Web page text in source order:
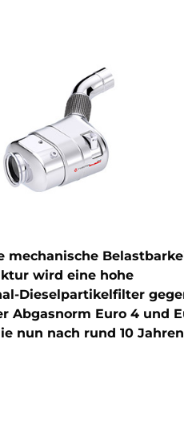
mechanische
wird eine hohe
Dieselpartikelfilter
Abgasnorm Euro 4 und
nun nach rund 10 Jahren